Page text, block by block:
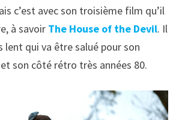
c’est avec son troisième film qu’il
à savoir The House of the Devil. Il
lent qui va être salué pour son
son côté rétro très années 80.